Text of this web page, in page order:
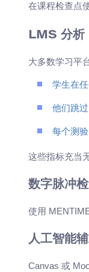
在课程检查点
LMS 分析
大多数学习平
学生在任
他们跳过
每个测验
这些指标充当
数字脉冲
使用
人工智能
Canvas 或